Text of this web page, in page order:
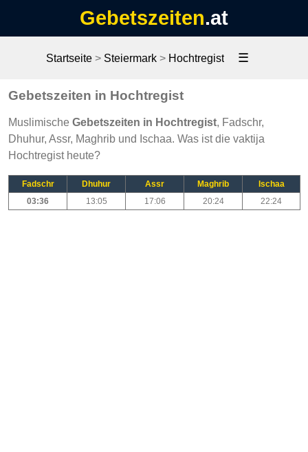
Gebetszeiten.at
Startseite> Steiermark> Hochtregist ☰
Gebetszeiten in Hochtregist
Muslimische Gebetszeiten in Hochtregist, Fadschr,
Dhuhur, Assr, Maghrib und Ischaa. Was ist die vaktija
Hochtregist heute?
Fadschr Dhuhur Assr Maghrib
Ischaa
03:36
13:05 17:06 20:24 22:24